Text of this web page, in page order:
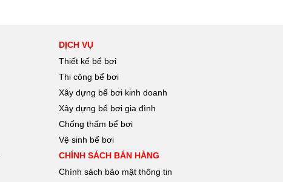
DỊCH VỤ
Thiết kế bể bơi
Thi công bể bơi
Xây dựng bể bơi kinh doanh
Xây dựng bể bơi gia đình
Chống thấm bể bơi
Vệ sinh bể bơi
CHÍNH SÁCH BÁN HÀNG
Chính sách bảo mật thông tin